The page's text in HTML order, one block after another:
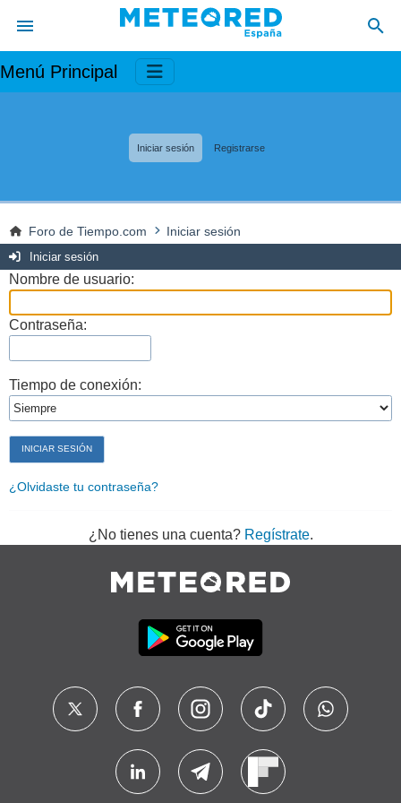
Menú Principal
Iniciar sesión Registrarse
Foro de Tiempo.com Iniciar sesión
Iniciar sesión
Nombre de usuario:
Contraseña:
Tiempo de conexión:
¿Olvidaste tu contraseña?
¿No tienes una cuenta? Regístrate.